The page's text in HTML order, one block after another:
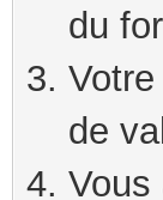
du
de
Vous